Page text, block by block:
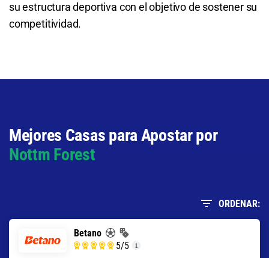
9.00 S/ 90 S/ 80
su estructura deportiva con el objetivo de sostener su
competitividad.
Mejores Casas para Apostar por
Nottm Forest
ORDENAR:
Betano
5/5